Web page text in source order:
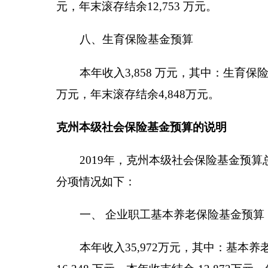
16,248 万元。本年收支结余-12,873万元。年末滚
二、城乡居民基本养老保险基金预算
本年收入0万元，其中：基本养老保险费收入0
余0万元，年末滚存结余0万元。
本年收入30,120万元，其中：基本养老保险费
四、城镇职工基本医疗保险基金预算
本年收入32,750万元，其中：基本医疗保险费
年收支结余4,690万元，年末滚存结余37,841万元，